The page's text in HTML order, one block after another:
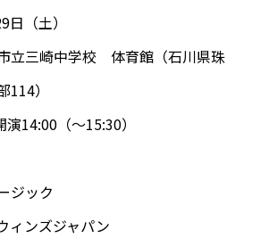
（土）
立三崎中学校 体育館（石川県珠
）
14:00（～15:30）
ジック
ィンズジャパン